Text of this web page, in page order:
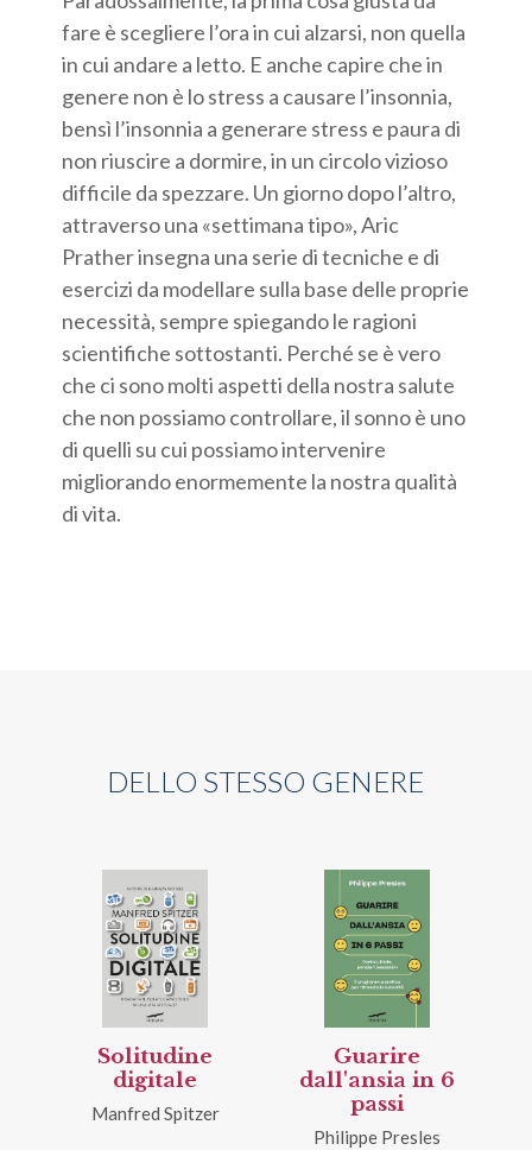
fare è scegliere l’ora in cui alzarsi, non quella
in cui andare a letto. E anche capire che in
genere non è lo stress a causare l’insonnia,
bensì l’insonnia a generare stress e paura di
non riuscire a dormire, in un circolo vizioso
difficile da spezzare. Un giorno dopo l’altro,
attraverso una «settimana tipo», Aric
Prather insegna una serie di tecniche e di
esercizi da modellare sulla base delle proprie
necessità, sempre spiegando le ragioni
scientifiche sottostanti. Perché se è vero
che ci sono molti aspetti della nostra salute
che non possiamo controllare, il sonno è uno
di quelli su cui possiamo intervenire
migliorando enormemente la nostra qualità
di vita.
DELLO STESSO GENERE
Solitudine
digitale
Manfred Spitzer
Guarire
dall'ansia in 6
passi
Philippe Presles